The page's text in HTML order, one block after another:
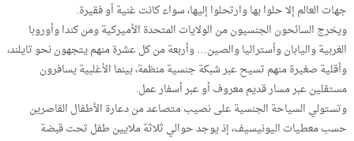
جهات العالم إلا حلوا بها وارتحلوا إليها، سواء كانت غنية أو فقيرة.
ويخرج السائحون الجنسيون من الولايات المتحدة الأميركية ومن كندا وأوروبا
الغربية واليابان وأستراليا والصين… وأربعة من كل عشرة منهم يتجهون نحو تايلند،
وأقلية صغيرة منهم تسيح عبر شبكة جنسية منظمة، بينما الأغلبية يسافرون
مستقلين عبر مسار قديم معروف أو عبر أسفار عمل.
وتستولي السياحة الجنسية على نصيب متصاعد من دعارة الأطفال القاصرين
حسب معطيات اليونيسيف، إذ يوجد حوالي ثلاثة ملايين طفل تحت قبضة